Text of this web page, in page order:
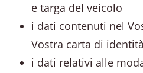
e targa del veicolo
i dati contenuti nel
Vostra carta di identità
i dati relativi alle